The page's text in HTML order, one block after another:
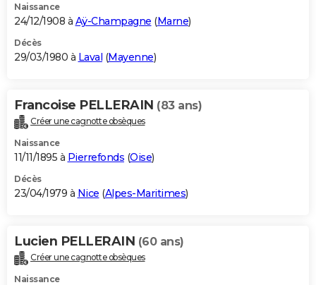
Naissance
24/12/1908 à Aÿ-Champagne (Marne)
Décès
29/03/1980 à Laval (Mayenne)
Francoise PELLERAIN (83 ans)
Créer une cagnotte obsèques
Naissance
11/11/1895 à Pierrefonds (Oise)
Décès
23/04/1979 à Nice (Alpes-Maritimes)
Lucien PELLERAIN (60 ans)
Créer une cagnotte obsèques
Naissance